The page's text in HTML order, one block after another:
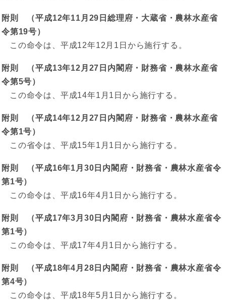
附則 （平成12年11月29日総理府・大蔵省・農林水産省
令第19号）
この命令は、平成12年12月1日から施行する。
附則 （平成13年12月27日内閣府・財務省・農林水産省
令第5号）
この命令は、平成14年1月1日から施行する。
附則 （平成14年12月27日内閣府・財務省・農林水産省
令第1号）
この省令は、平成15年1月1日から施行する。
附則 （平成16年1月30日内閣府・財務省・農林水産省令
第1号）
この命令は、平成16年4月1日から施行する。
附則 （平成17年3月30日内閣府・財務省・農林水産省令
第1号）
この命令は、平成17年4月1日から施行する。
附則 （平成18年4月28日内閣府・財務省・農林水産省令
第4号）
この命令は、平成18年5月1日から施行する。